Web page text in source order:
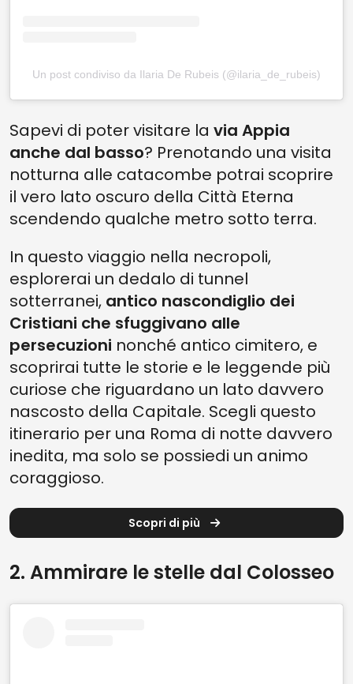
Un post condiviso da Ilaria De Rubeis (@ilaria_de_rubeis)
Sapevi di poter visitare la via Appia
anche dal basso? Prenotando una visita
notturna alle catacombe potrai scoprire
il vero lato oscuro della Città Eterna
scendendo qualche metro sotto terra.
In questo viaggio nella necropoli,
esplorerai un dedalo di tunnel
sotterranei, antico nascondiglio dei
Cristiani che sfuggivano alle
persecuzioni nonché antico cimitero, e
scoprirai tutte le storie e le leggende più
curiose che riguardano un lato davvero
nascosto della Capitale. Scegli questo
itinerario per una Roma di notte davvero
inedita, ma solo se possiedi un animo
coraggioso.
Scopri di più
2. Ammirare le stelle dal Colosseo